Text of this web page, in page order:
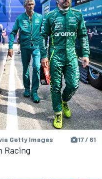
Getty Images 17 / 61
Racing